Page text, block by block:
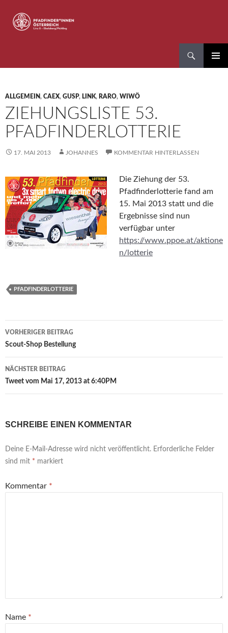
Inhalt
springen
ALLGEMEIN, CAEX, GUSP, LINK, RARO, WIWÖ
ZIEHUNGSLISTE 53.
PFADFINDERLOTTERIE
17. MAI 2013 JOHANNES KOMMENTAR HINTERLASSEN
Die Ziehung der 53.
Pfadfinderlotterie fand am
15. Mai 2013 statt und die
Ergebnisse sind nun
verfügbar unter
https://www.ppoe.at/aktione
n/lotterie
PFADFINDERLOTTERIE
Beitragsnavigation
VORHERIGER BEITRAG
Scout-Shop Bestellung
NÄCHSTER BEITRAG
Tweet vom Mai 17, 2013 at 6:40PM
SCHREIBE EINEN KOMMENTAR
Deine E-Mail-Adresse wird nicht veröffentlicht. Erforderliche Felder
sind mit * markiert
Kommentar *
Name *